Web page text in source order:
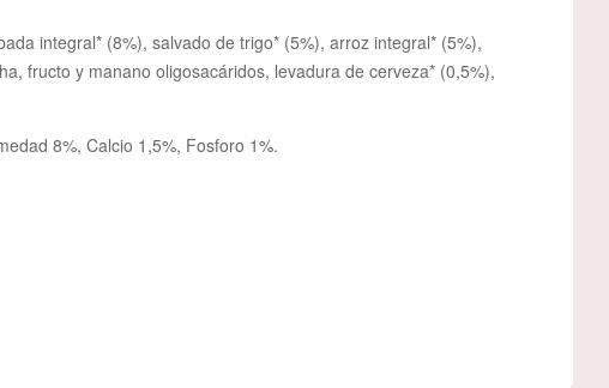
integral* (8%), salvado de trigo* (5%), arroz integral* (5%),
fructo y manano oligosacáridos, levadura de cerveza* (0,5%),
8%, Calcio 1,5%, Fosforo 1%.